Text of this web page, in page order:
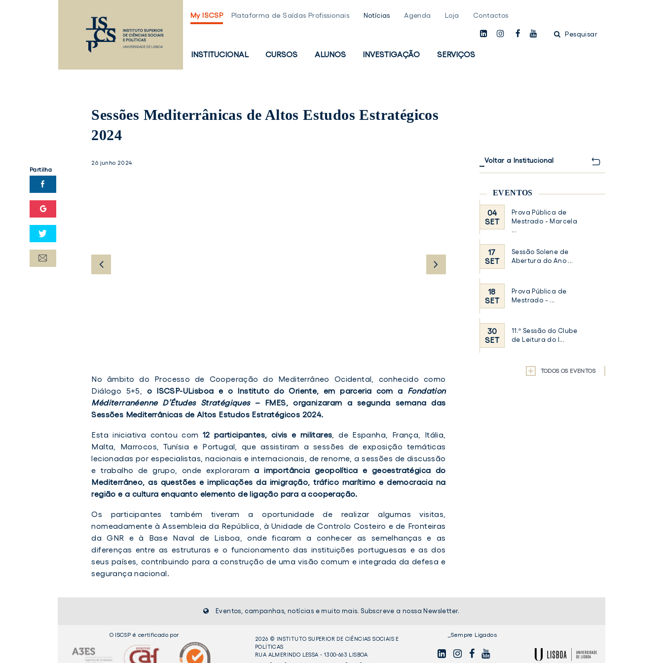
My ISCSP Plataforma de Saídas Profissionais Notícias Agenda Loja Contactos
linkedininstagamfacebook
youtubePesquisar
PÁGINA
INSTITUCIONAL CURSOS ALUNOS INVESTIGAÇÃO SERVIÇOS
Partilha
Sessões Mediterrânicas de Altos Estudos Estratégicos
2024
26 junho 2024
No âmbito do Processo de Cooperação do Mediterrâneo Ocidental, conhecido como
Diálogo 5+5, o ISCSP-ULisboa e o Instituto do Oriente, em parceria com a Fondation
Méditerranéenne D’Études Stratégiques– FMES, organizaram a segunda semana das
Sessões Mediterrânicas de Altos Estudos Estratégicos 2024.
Esta iniciativa contou com 12 participantes, civis e militares , de Espanha, França, Itália,
Malta, Marrocos, Tunísia e Portugal, que assistiram a sessões de exposição temáticas
lecionadas por especialistas, nacionais e internacionais, de renome, a sessões de discussão
e trabalho de grupo, onde explorarama importância geopolítica e geoestratégica do
Mediterrâneo, as questões e implicações da imigração, tráfico marítimo e democracia na
região e a cultura enquanto elemento de ligação para a cooperação.
Os participantes também tiveram a oportunidade de realizar algumas visitas,
nomeadamente à Assembleia da República, à Unidade de Controlo Costeiro e de Fronteiras
da GNR e à Base Naval de Lisboa, onde ficaram a conhecer as semelhanças e as
diferenças entre as estruturas e o funcionamento das instituições portuguesas e as dos
seus países, contribuindo para a construção de uma visão comum e integrada da defesa e
segurança nacional.
Voltar a Institucional
EVENTOS
04
SET
Prova Pública de
Mestrado - Marcela
...
17
SET
Sessão Solene de
Abertura do Ano ...
18
SET
Prova Pública de
Mestrado - ...
30
SET
11.ª Sessão do Clube
de Leitura do I...
TODOS OS EVENTOS
Eventos, campanhas, notícias e muito mais. Subscreve a nossa Newsletter.
O ISCSP é certificado por
2026 © INSTITUTO SUPERIOR DE CIÊNCIAS SOCIAIS E
POLÍTICAS
RUA ALMERINDO LESSA - 1300-663 LISBOA
_Sempre Ligados